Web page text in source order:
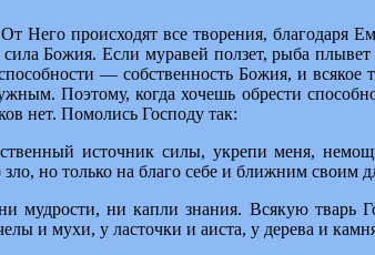
Него происходят все творения,
сила Божия. Если муравей ползет, рыба
— собственность Божия, и всякое
Поэтому, когда хочешь обрести
нет. Помолись Господу так:
источник силы, укрепи меня,
но только на благо себе и ближним своим
ни капли знания. Всякую тварь
и мухи, у ласточки и аиста, у дерева и